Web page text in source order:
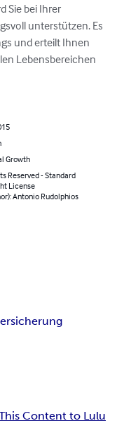
Sie bei Ihrer
unterstützen. Es
und erteilt Ihnen
Lebensbereichen
Growth
Reserved - Standard
License
Antonio Rudolphios
Content to Lulu